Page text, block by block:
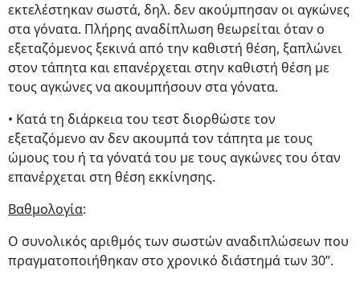
εκτελέστηκαν σωστά, δηλ. δεν ακούμπησαν οι αγκώνες
στα γόνατα. Πλήρης αναδίπλωση θεωρείται όταν ο
εξεταζόμενος ξεκινά από την καθιστή θέση, ξαπλώνει
στον τάπητα και επανέρχεται στην καθιστή θέση με
τους αγκώνες να ακουμπήσουν στα γόνατα.
• Κατά τη διάρκεια του τεστ διορθώστε τον
εξεταζόμενο αν δεν ακουμπά τον τάπητα με τους
ώμους του ή τα γόνατά του με τους αγκώνες του όταν
επανέρχεται στη θέση εκκίνησης.
Βαθμολογία:
Ο συνολικός αριθμός των σωστών αναδιπλώσεων που
πραγματοποιήθηκαν στο χρονικό διάστημά των 30’’.